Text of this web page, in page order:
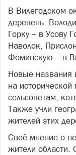
В Вилегодском
деревень.
Горку – в Усову
Наволок,
Фоминскую – в
Новые названия
на
сельсоветам,
Также учли
жителей этих
Своё мнение о
жители